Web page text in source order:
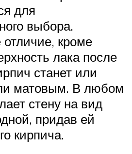
для
выбора.
кроме
лака после
станет или
матовым. В любом
стену на вид
придав ей
кирпича.